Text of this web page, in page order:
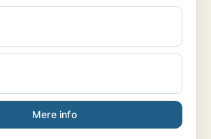
Mere info